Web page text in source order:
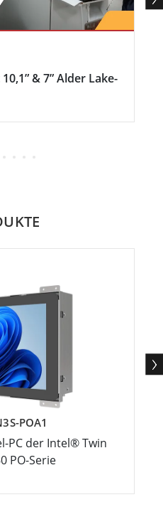
& 7” Alder Lake-
POA1
PC der Intel® Twin
PO-Serie